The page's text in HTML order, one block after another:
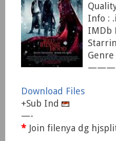
Info :
IMDb
Download Files
+Sub Ind
—-
* Join filenya dg